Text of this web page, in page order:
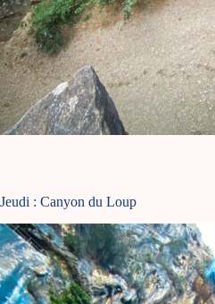
Jeudi : Canyon du Loup